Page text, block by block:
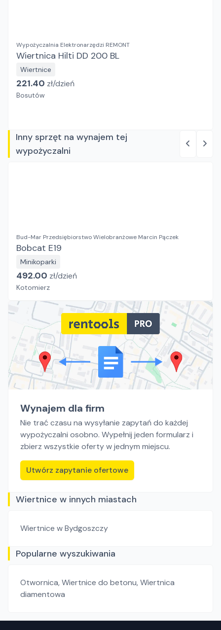
Wypożyczalnia Elektronarzędzi REMONT
Wiertnica Hilti DD 200 BL
Wiertnice
221.40 zł/dzień
Bosutów
Inny sprzęt na wynajem tej
wypożyczalni
Bud-Mar Przedsiębiorstwo Wielobranżowe Marcin Pączek
Bobcat E19
Minikoparki
492.00 zł/dzień
Kotomierz
Wynajem dla firm
Nie trać czasu na wysyłanie zapytań do każdej
wypożyczalni osobno. Wypełnij jeden formularz i
zbierz wszystkie oferty w jednym miejscu.
Utwórz zapytanie ofertowe
Wiertnice w innych miastach
Wiertnice w Bydgoszczy
Popularne wyszukiwania
Otwornica,Wiertnice do betonu,Wiertnica
diamentowa